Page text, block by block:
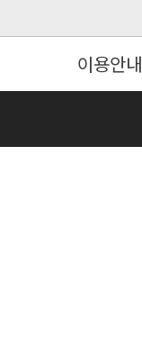
이용안내